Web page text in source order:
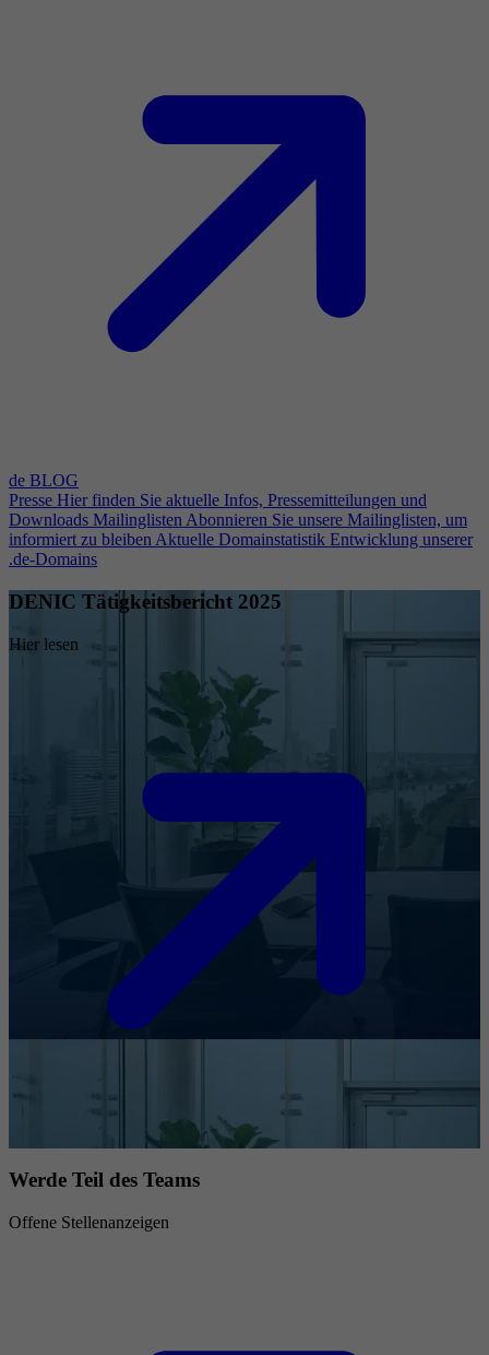
de BLOG
Presse Hier finden Sie aktuelle Infos, Pressemitteilungen und
Downloads Mailinglisten Abonnieren Sie unsere Mailinglisten, um
informiert zu bleiben Aktuelle Domainstatistik Entwicklung unserer
.de-Domains
DENIC Tätigkeitsbericht 2025
Hier lesen
Werde Teil des Teams
Offene Stellenanzeigen